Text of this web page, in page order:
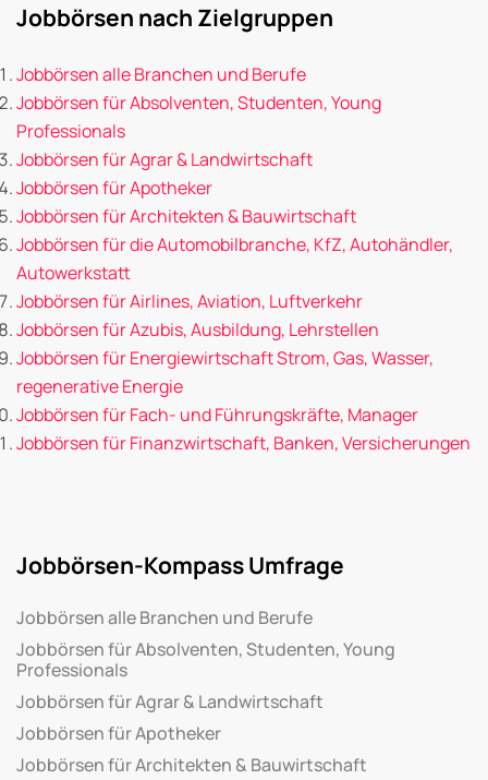
Jobbörsen nach Zielgruppen
Jobbörsen alle Branchen und Berufe
Jobbörsen für Absolventen, Studenten, Young
Professionals
Jobbörsen für Agrar & Landwirtschaft
Jobbörsen für Apotheker
Jobbörsen für Architekten & Bauwirtschaft
Jobbörsen für die Automobilbranche, KfZ, Autohändler,
Autowerkstatt
Jobbörsen für Airlines, Aviation, Luftverkehr
Jobbörsen für Azubis, Ausbildung, Lehrstellen
Jobbörsen für Energiewirtschaft Strom, Gas, Wasser,
regenerative Energie
Jobbörsen für Fach- und Führungskräfte, Manager
Jobbörsen für Finanzwirtschaft, Banken, Versicherungen
Jobbörsen-Kompass Umfrage
Jobbörsen alle Branchen und Berufe
Jobbörsen für Absolventen, Studenten, Young
Professionals
Jobbörsen für Agrar & Landwirtschaft
Jobbörsen für Apotheker
Jobbörsen für Architekten & Bauwirtschaft